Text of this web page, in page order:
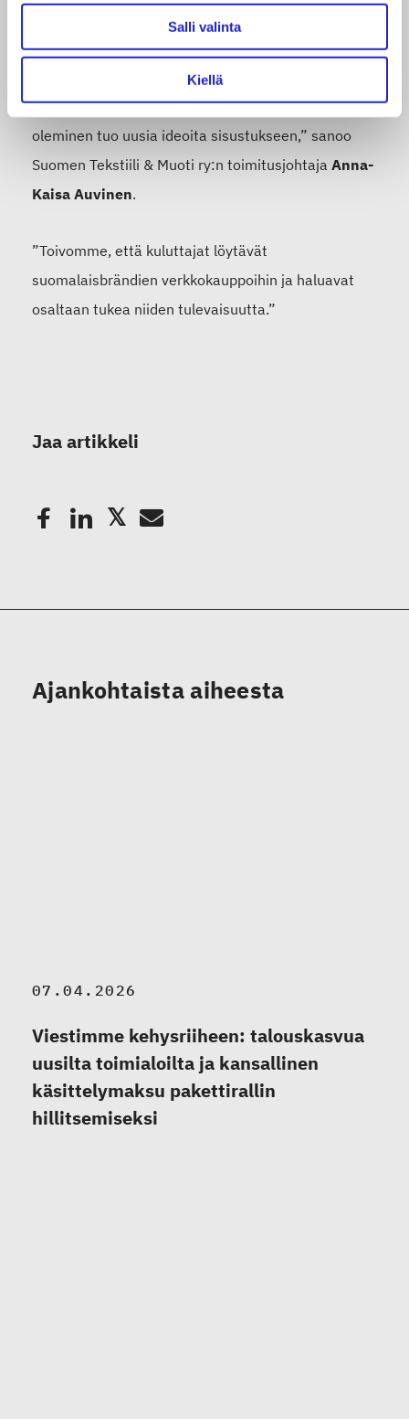
Salli valinta
Kiellä
nyt vaikeuksia. Joillekin yrityksille etätyö
ja eristäytyminen voivat kuitenkin vaikuttaa niin,
että verkkokauppamyyntiä tulee jonkin verran lisää,
kun esimerkiksi ulkoilu lisääntyy tai kotona
oleminen tuo uusia ideoita sisustukseen,” sanoo
Suomen Tekstiili & Muoti ry:n toimitusjohtaja Anna-
Kaisa Auvinen.
”Toivomme, että kuluttajat löytävät
suomalaisbrändien verkkokauppoihin ja haluavat
osaltaan tukea niiden tulevaisuutta.”
Jaa artikkeli
Ajankohtaista aiheesta
07.04.2026
Viestimme kehysriiheen: talouskasvua
uusilta toimialoilta ja kansallinen
käsittelymaksu pakettirallin
hillitsemiseksi